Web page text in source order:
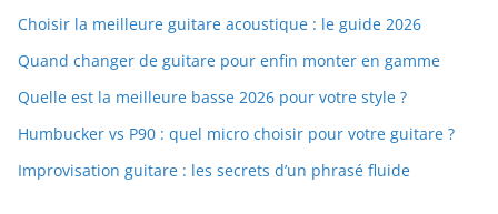
Choisir la meilleure guitare acoustique : le guide 2026
Quand changer de guitare pour enfin monter en gamme
Quelle est la meilleure basse 2026 pour votre style ?
Humbucker vs P90 : quel micro choisir pour votre guitare ?
Improvisation guitare : les secrets d’un phrasé fluide